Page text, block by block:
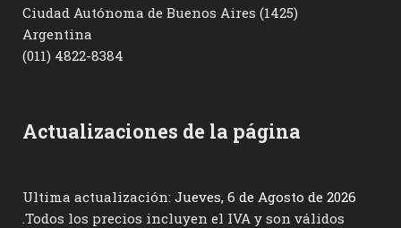
Ciudad Autónoma de Buenos Aires (1425)
Argentina
(011) 4822-8384
Actualizaciones de la página
Ultima actualización: Jueves, 6 de Agosto de 2026
.Todos los precios incluyen el IVA y son válidos